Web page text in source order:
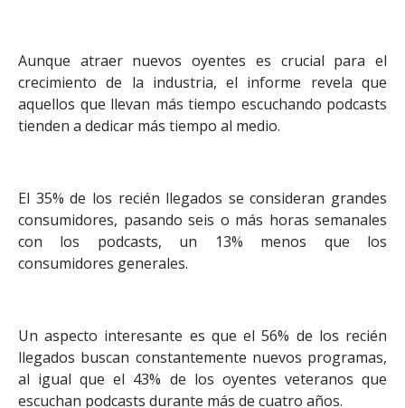
Aunque atraer nuevos oyentes es crucial para el
crecimiento de la industria, el informe revela que
aquellos que llevan más tiempo escuchando podcasts
tienden a dedicar más tiempo al medio.
El 35% de los recién llegados se consideran grandes
consumidores, pasando seis o más horas semanales
con los podcasts, un 13% menos que los
consumidores generales.
Un aspecto interesante es que el 56% de los recién
llegados buscan constantemente nuevos programas,
al igual que el 43% de los oyentes veteranos que
escuchan podcasts durante más de cuatro años.